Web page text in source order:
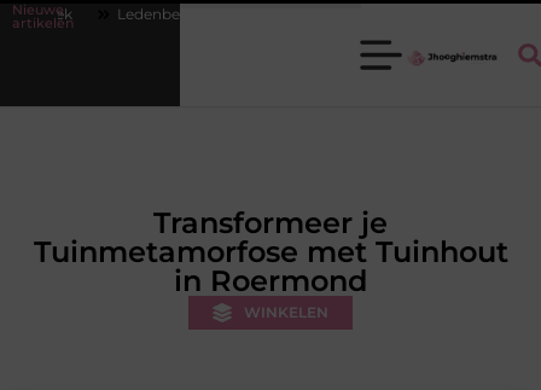
Nieuwe
artikelen
op orde krijgen zonder extra werkdruk
Transformeer je
Tuinmetamorfose met Tuinhout
in Roermond
WINKELEN